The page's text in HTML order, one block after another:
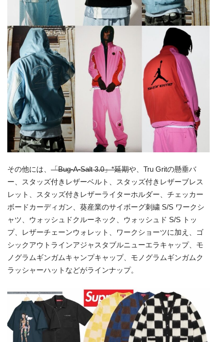
その他には、 「Bug-A-Salt 3.0」*延期や、Tru Gritの懸垂バ
ー、スタッズ付きレザーベルト、スタッズ付きレザーブレス
レット、スタッズ付きレザーライターホルダー、チェッカー
ボードカーディガン、葵産業のサイボーグ刺繍 S/S ワークシ
ャツ、ウォッシュドクルーネック、ウォッシュド S/S トッ
プ、レザーチェーンウォレット、ワークショーツに加え、ゴ
シックアウトラインアジャスタブルニューエラキャップ、モ
ノグラムギンガムキャンプキャップ、モノグラムギンガムク
ラッシャーハットなどがラインナップ。